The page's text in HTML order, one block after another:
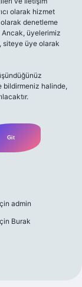
olarak hizmet
denetleme
Ancak, üyelerimiz
siteye üye olarak
bildirmeniz halinde,
admin
Burak